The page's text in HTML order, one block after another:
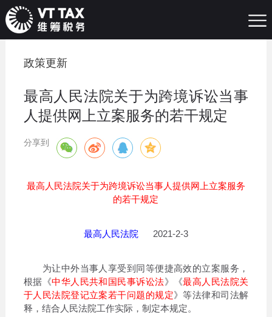
政策更新
最高人民法院关于为跨境诉讼当事
人提供网上立案服务的若干规定
分享到
最高人民法院关于为跨境诉讼当事人提供网上立案服务
的若干规定
最高人民法院 2021-2-3
为让中外当事人享受到同等便捷高效的立案服务，
根据《中华人民共和国民事诉讼法》《最高人民法院关
于人民法院登记立案若干问题的规定》等法律和司法解
释，结合人民法院工作实际，制定本规定。